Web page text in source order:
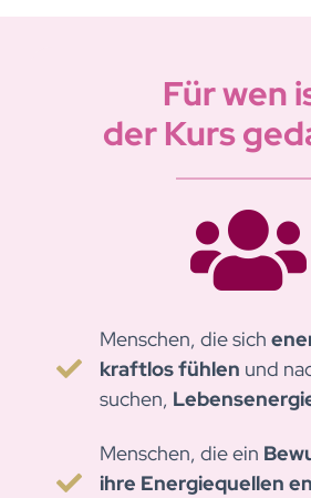
Für wen
der Kurs
Menschen, die sich
kraftlos fühlen und
suchen,
Menschen, die ein
ihre Energiequellen